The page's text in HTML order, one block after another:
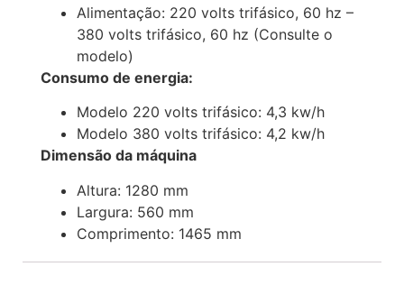
Alimentação: 220 volts trifásico, 60 hz –
380 volts trifásico, 60 hz (Consulte o
modelo)
Consumo de energia:
Modelo 220 volts trifásico: 4,3 kw/h
Modelo 380 volts trifásico: 4,2 kw/h
Dimensão da máquina
Altura: 1280 mm
Largura: 560 mm
Comprimento: 1465 mm